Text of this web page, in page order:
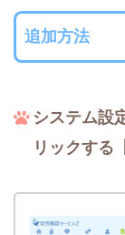
追加方法
システム設
リックする